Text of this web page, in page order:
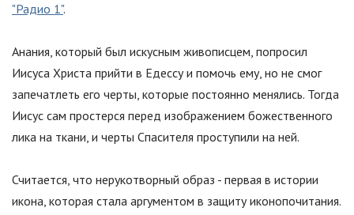
"Радио 1".
Анания, который был искусным живописцем, попросил
Иисуса Христа прийти в Едессу и помочь ему, но не смог
запечатлеть его черты, которые постоянно менялись. Тогда
Иисус сам простерся перед изображением божественного
лика на ткани, и черты Спасителя проступили на ней.
Считается, что нерукотворный образ - первая в истории
икона, которая стала аргументом в защиту иконопочитания.